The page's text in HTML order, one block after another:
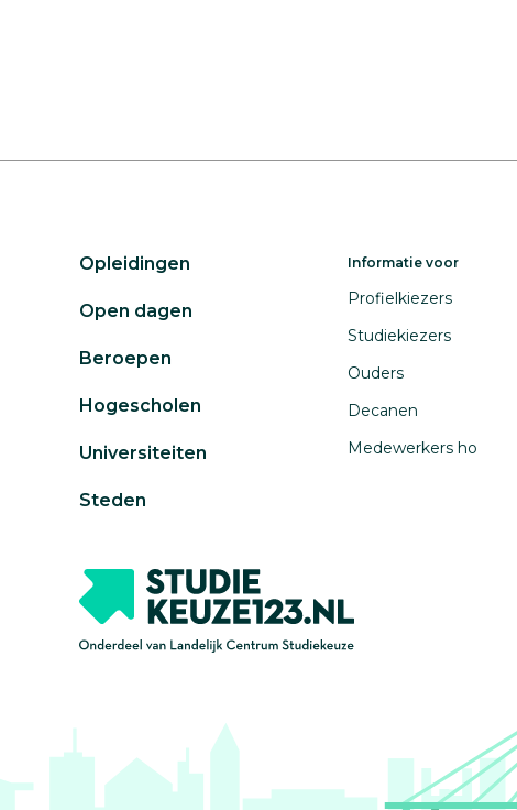
Opleidingen
Open dagen
Beroepen
Hogescholen
Universiteiten
Steden
Informatie voor
Profielkiezers
Studiekiezers
Ouders
Decanen
Medewerkers ho